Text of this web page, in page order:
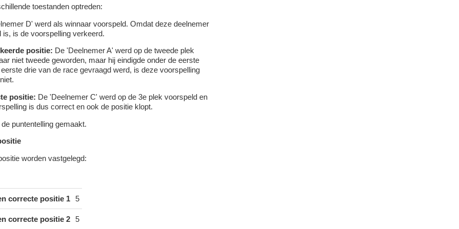
toestanden optreden:
D' werd als winnaar voorspeld. Omdat deze deelnemer
is, is de voorspelling verkeerd.
positie: De 'Deelnemer A' werd op de tweede plek
niet tweede geworden, maar hij eindigde onder de eerste
drie van de race gevraagd werd, is deze voorspelling
positie: De 'Deelnemer C' werd op de 3e plek voorspeld en
is dus correct en ook de positie klopt.
puntentelling gemaakt.
worden vastgelegd:
correcte positie 1 5
correcte positie 2 5